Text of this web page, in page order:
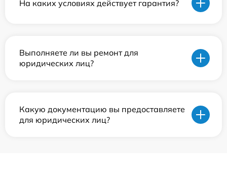
На каких условиях действует гарантия?
Выполняете ли вы ремонт для
юридических лиц?
Какую документацию вы предоставляете
для юридических лиц?